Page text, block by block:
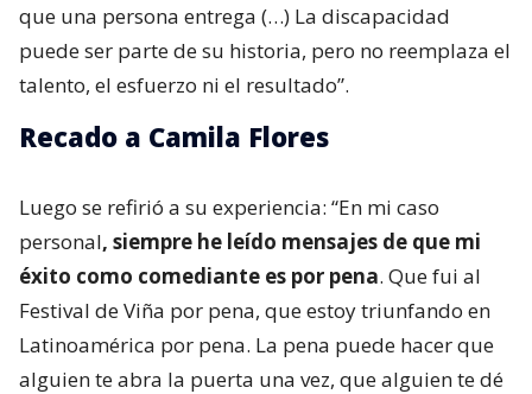
que una persona entrega (…) La discapacidad
puede ser parte de su historia, pero no reemplaza el
talento, el esfuerzo ni el resultado”.
Recado a Camila Flores
Luego se refirió a su experiencia: “En mi caso
personal, siempre he leído mensajes de que mi
éxito como comediante es por pena. Que fui al
Festival de Viña por pena, que estoy triunfando en
Latinoamérica por pena. La pena puede hacer que
alguien te abra la puerta una vez, que alguien te dé